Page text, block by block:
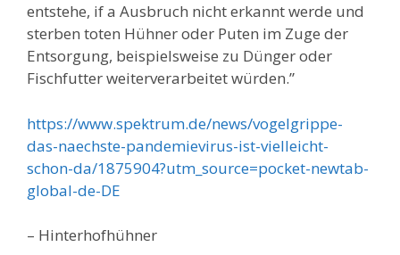
entstehe, if a Ausbruch nicht erkannt werde und
sterben toten Hühner oder Puten im Zuge der
Entsorgung, beispielsweise zu Dünger oder
Fischfutter weiterverarbeitet würden.”
https://www.spektrum.de/news/vogelgrippe-
das-naechste-pandemievirus-ist-vielleicht-
schon-da/1875904?utm_source=pocket-newtab-
global-de-DE
– Hinterhofhühner